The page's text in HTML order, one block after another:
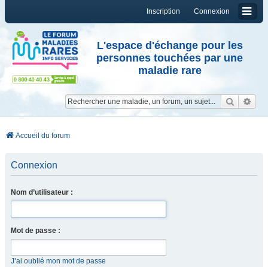
Connexion
Inscription
L'espace d'échange pour les
personnes touchées par une
maladie rare
Accueil du forum
Connexion
Nom d’utilisateur :
Mot de passe :
J’ai oublié mon mot de passe